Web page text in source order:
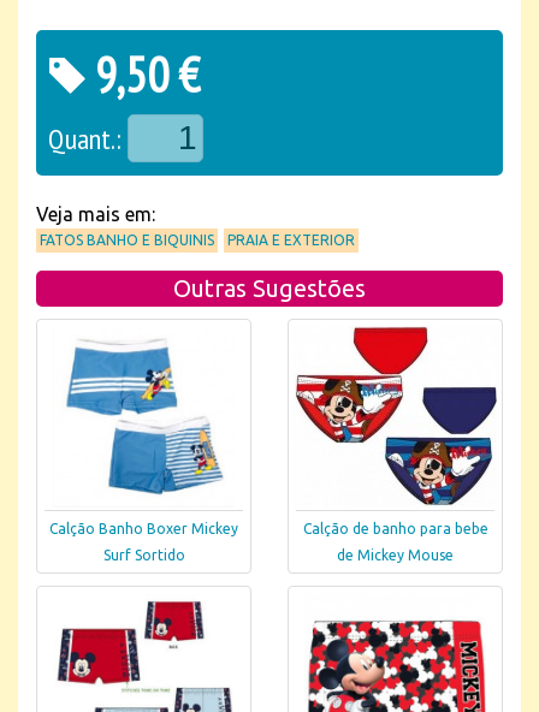
9,50 €
Quant.:
Veja mais em:
FATOS BANHO E BIQUINIS PRAIA E EXTERIOR
Outras Sugestões
Calção Banho Boxer Mickey
Surf Sortido
Calção de banho para bebe
de Mickey Mouse